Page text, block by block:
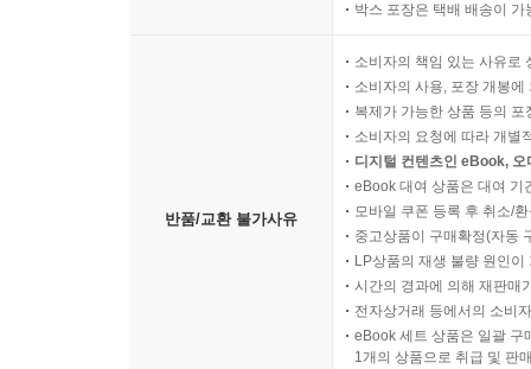
박스 포장은 택배 배송이
반품/교환 불가사유
소비자의 책임 있는 사유로
소비자의 사용, 포장 개봉
복제가 가능한 상품 등의
소비자의 요청에 따라 개별
디지털 컨텐츠인 eBook,
eBook 대여 상품은 대여 기
모바일 쿠폰 등록 후 취소/
중고상품이 구매확정(자동
LP상품의 재생 불량 원인
시간의 경과에 의해 재판매
전자상거래 등에서의 소비
eBook 세트 상품은 일괄 구
1개의 상품으로 취급 및 판